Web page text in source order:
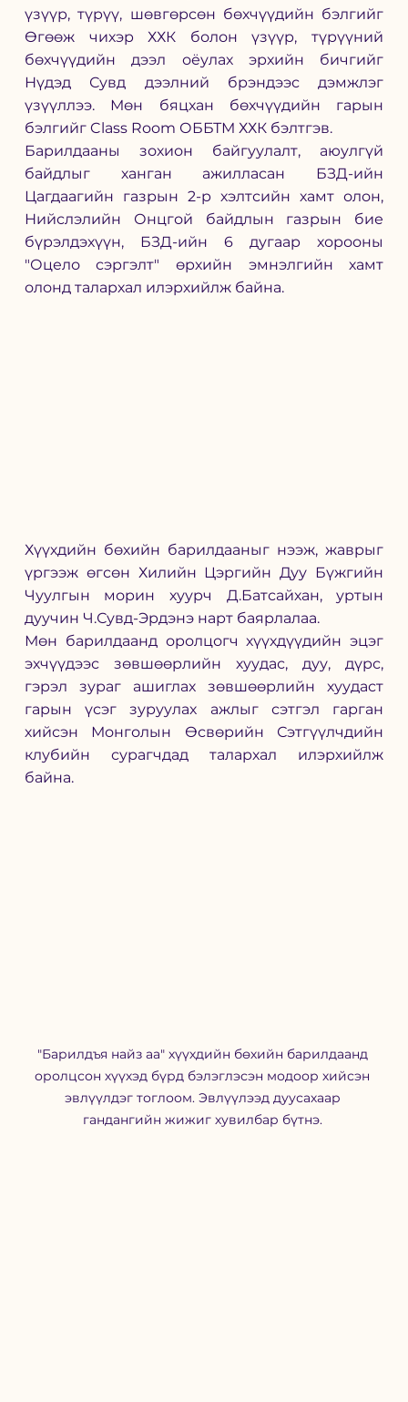
үзүүр, түрүү, шөвгөрсөн бөхчүүдийн бэлгийг
Өгөөж чихэр ХХК болон үзүүр, түрүүний
бөхчүүдийн дээл оёулах эрхийн бичгийг
Нүдэд Сувд дээлний брэндээс дэмжлэг
үзүүллээ. Мөн бяцхан бөхчүүдийн гарын
бэлгийг Class Room ОББТМ ХХК бэлтгэв.
Барилдааны зохион байгуулалт, аюулгүй
байдлыг ханган ажилласан БЗД-ийн
Цагдаагийн газрын 2-р хэлтсийн хамт олон,
Нийслэлийн Онцгой байдлын газрын бие
бүрэлдэхүүн, БЗД-ийн 6 дугаар хорооны
"Оцело сэргэлт" өрхийн эмнэлгийн хамт
олонд талархал илэрхийлж байна.
Хүүхдийн бөхийн барилдааныг нээж, жаврыг
үргээж өгсөн Хилийн Цэргийн Дуу Бүжгийн
Чуулгын морин хуурч Д.Батсайхан, уртын
дуучин Ч.Сувд-Эрдэнэ нарт баярлалаа.
Мөн барилдаанд оролцогч хүүхдүүдийн эцэг
эхчүүдээс зөвшөөрлийн хуудас, дуу, дүрс,
гэрэл зураг ашиглах зөвшөөрлийн хуудаст
гарын үсэг зуруулах ажлыг сэтгэл гарган
хийсэн Монголын Өсвөрийн Сэтгүүлчдийн
клубийн сурагчдад талархал илэрхийлж
байна.
"Барилдъя найз аа" хүүхдийн бөхийн барилдаанд
оролцсон хүүхэд бүрд бэлэглэсэн модоор хийсэн
эвлүүлдэг тоглоом. Эвлүүлээд дуусахаар
гандангийн жижиг хувилбар бүтнэ.